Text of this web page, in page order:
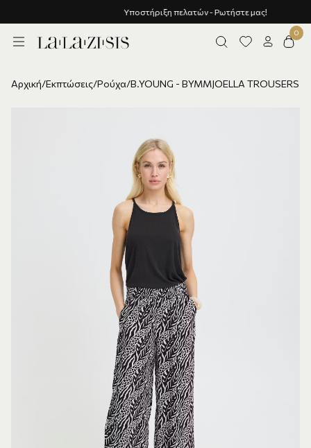
Υποστήριξη πελατών - Ρωτήστε μας!
Αρχική/Εκπτώσεις/Ρούχα/B.YOUNG - BYMMJOELLA TROUSERS